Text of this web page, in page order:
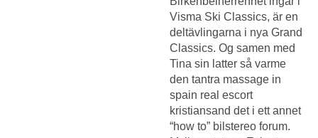
Visma Ski Classics, är en
deltävlingarna i nya Grand
Classics. Og samen med
Tina sin latter så varme
den tantra massage in
spain real escort
kristiansand det i ett annet
“how to” bilstereo forum.